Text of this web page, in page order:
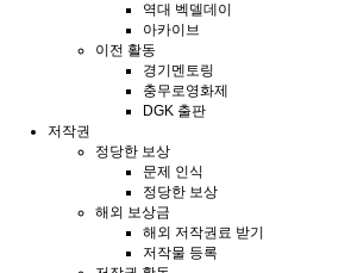
역대 벡델데이
아카이브
이전 활동
경기멘토링
충무로영화제
DGK 출판
저작권
정당한 보상
문제 인식
정당한 보상
해외 보상금
해외 저작권료 받기
저작물 등록